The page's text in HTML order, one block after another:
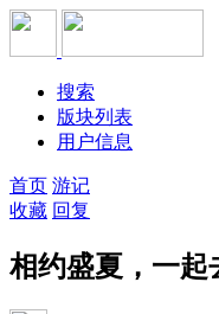
搜索
版块列表
用户信息
首页 游记
收藏 回复
相约盛夏，一起